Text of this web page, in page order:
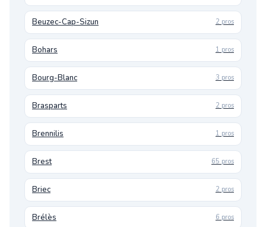
Beuzec-Cap-Sizun 2 pros
Bohars 1 pros
Bourg-Blanc 3 pros
Brasparts 2 pros
Brennilis 1 pros
Brest 65 pros
Briec 2 pros
Brélès 6 pros